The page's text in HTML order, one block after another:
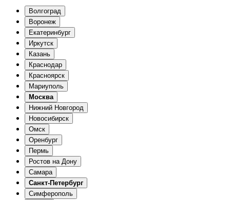
Волгоград
Воронеж
Екатеринбург
Иркутск
Казань
Краснодар
Красноярск
Мариуполь
Москва
Нижний Новгород
Новосибирск
Омск
Оренбург
Пермь
Ростов на Дону
Самара
Санкт-Петербург
Симферополь